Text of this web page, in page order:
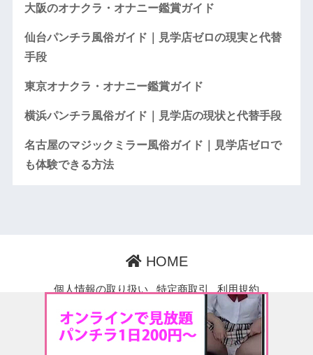
大阪のオナクラ・オナニー鑑賞ガイド
仙台パンチラ風俗ガイド｜見学店ゼロの現実と代替
手段
東京オナクラ・オナニー鑑賞ガイド
横浜パンチラ風俗ガイド｜見学店の現状と代替手段
名古屋のマジックミラー風俗ガイド｜見学店ゼロで
も体験できる方法
HOME
個人情報の取り扱い 特定商取引
利用規約
健全性維持に向けた取り組み
苦情ポリシー
お問い合わせ バーチャル見学店 ぶいけん
© 2026 ぶいけん公式ブログ All rights reserved.